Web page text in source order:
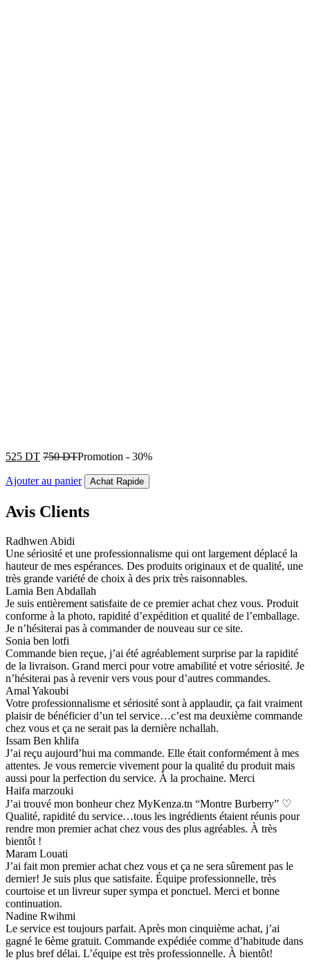
525 DT 750DTPromotion - 30%
Ajouter au panier Achat Rapide
Avis Clients
Radhwen Abidi
Une sériosité et une professionnalisme qui ont largement déplacé la
hauteur de mes espérances. Des produits originaux et de qualité, une
très grande variété de choix à des prix très raisonnables.
Lamia Ben Abdallah
Je suis entièrement satisfaite de ce premier achat chez vous. Produit
conforme à la photo, rapidité d’expédition et qualité de l’emballage.
Je n’hésiterai pas à commander de nouveau sur ce site.
Sonia ben lotfi
Commande bien reçue, j’ai été agréablement surprise par la rapidité
de la livraison. Grand merci pour votre amabilité et votre sériosité. Je
n’hésiterai pas à revenir vers vous pour d’autres commandes.
Amal Yakoubi
Votre professionnalisme et sériosité sont à applaudir, ça fait vraiment
plaisir de bénéficier d’un tel service…c’est ma deuxième commande
chez vous et ça ne serait pas la dernière nchallah.
Issam Ben khlifa
J’ai reçu aujourd’hui ma commande. Elle était conformément à mes
attentes. Je vous remercie vivement pour la qualité du produit mais
aussi pour la perfection du service. À la prochaine. Merci
Haifa marzouki
J’ai trouvé mon bonheur chez MyKenza.tn “Montre Burberry” ♡
Qualité, rapidité du service…tous les ingrédients étaient réunis pour
rendre mon premier achat chez vous des plus agréables. À très
bientôt !
Maram Louati
J’ai fait mon premier achat chez vous et ça ne sera sûrement pas le
dernier! Je suis plus que satisfaite. Équipe professionnelle, très
courtoise et un livreur super sympa et ponctuel. Merci et bonne
continuation.
Nadine Rwihmi
Le service est toujours parfait. Après mon cinquième achat, j’ai
gagné le 6ème gratuit. Commande expédiée comme d’habitude dans
le plus bref délai. L’équipe est très professionnelle. À bientôt!